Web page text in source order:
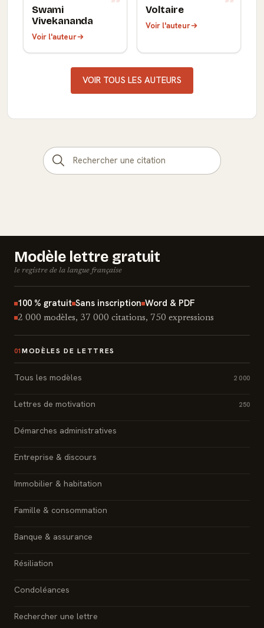
Swami
Vivekananda
Voir l'auteur
Voltaire
Voir l'auteur
VOIR TOUS LES AUTEURS
Modèle lettre gratuit
le registre de la langue française
100 % gratuit Sans inscription Word & PDF
2 000 modèles, 37 000 citations, 750 expressions
01 MODÈLES DE LETTRES
Tous les modèles 2 000
Lettres de motivation 250
Démarches administratives
Entreprise & discours
Immobilier & habitation
Famille & consommation
Banque & assurance
Résiliation
Condoléances
Rechercher une lettre